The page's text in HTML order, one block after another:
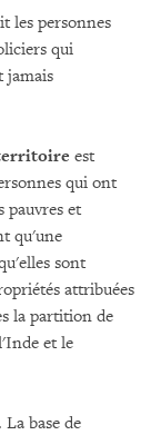
les personnes
qui
jamais
est
qui ont
pauvres et
qu'une
sont
attribuées
la partition de
et le
base de